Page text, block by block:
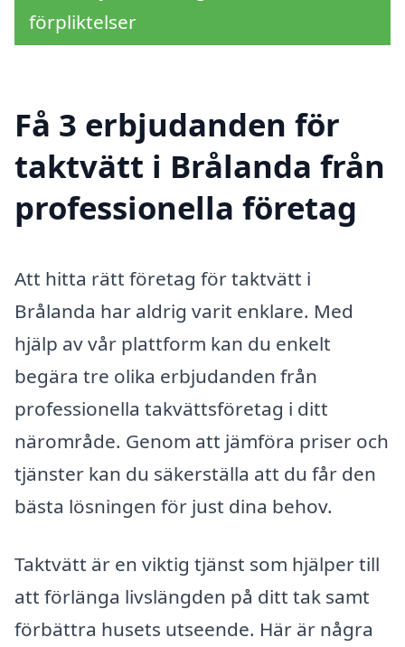
förpliktelser
Få 3 erbjudanden för
taktvätt i Brålanda från
professionella företag
Att hitta rätt företag för taktvätt i
Brålanda har aldrig varit enklare. Med
hjälp av vår plattform kan du enkelt
begära tre olika erbjudanden från
professionella takvättsföretag i ditt
närområde. Genom att jämföra priser och
tjänster kan du säkerställa att du får den
bästa lösningen för just dina behov.
Taktvätt är en viktig tjänst som hjälper till
att förlänga livslängden på ditt tak samt
förbättra husets utseende. Här är några